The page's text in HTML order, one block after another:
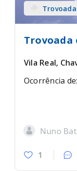
Trovoada
Trovoada
Vila Real,
Ocorrência
Nuno
1